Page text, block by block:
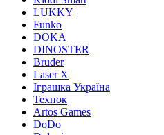
LUKKY
Funko
DOKA
DINOSTER
Bruder
Laser X
Іграшка Україна
Технок
Artos Games
DoDo